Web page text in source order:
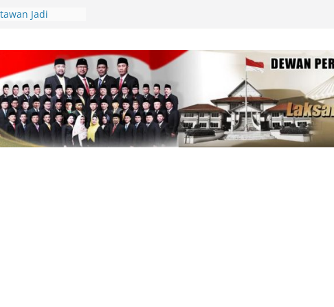
Bagikan
Desa
Jadi
Tegaskan
Turun
Resmi
Beranda Negeri:
atas
PWI dalam